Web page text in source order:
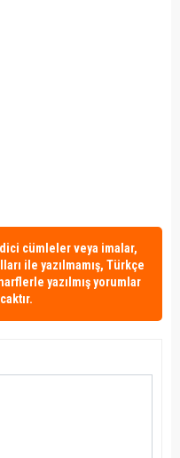
cümleler veya imalar,
ile yazılmamış, Türkçe
yazılmış yorumlar